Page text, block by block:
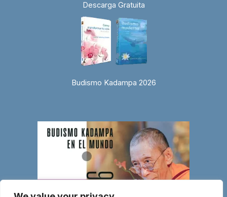
Descarga Gratuita
Budismo Kadampa 2026